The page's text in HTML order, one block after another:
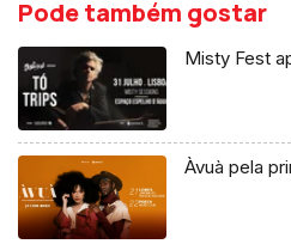
Pode também gostar
Misty Fest
Àvuà pela